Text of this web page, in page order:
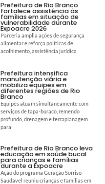
Prefeitura de Rio Branco
fortalece assistência às
famílias em situação de
vulnerabilidade durante
Expoacre 2026
Parceria amplia ações de segurança
alimentar e reforça políticas de
acolhimento, assistência jurídica
Prefeitura intensifica
manutenção viária e
mobiliza equipes em
diferentes regiões de Rio
Branco
Equipes atuam simultaneamente com
serviços de tapa-buraco, remendo
profundo, drenagem e terraplanagem
para
Prefeitura de Rio Branco leva
educação em saúde bucal
para crianças e famílias
durante a Expoacre
Ação do programa Geração Sorriso
Saudável reuniu crianças e famílias em